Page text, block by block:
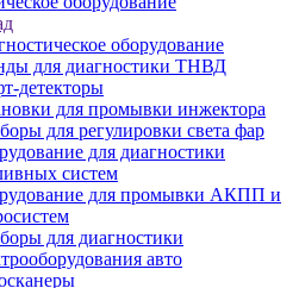
оборудование
для диагностики ТНВД
детекторы
для промывки инжектора
для регулировки света фар
для диагностики
систем
для промывки АКПП и
для диагностики
авто